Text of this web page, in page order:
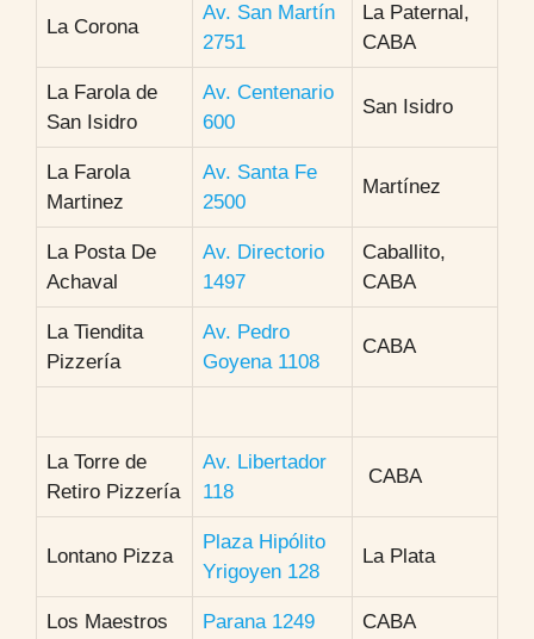
La Corona
Av. San Martín
2751
La Paternal,
CABA
La Farola de
San Isidro
Av. Centenario
600
San Isidro
La Farola
Martinez
Av. Santa Fe
2500
Martínez
La Posta De
Achaval
Av. Directorio
1497
Caballito,
CABA
La Tiendita
Pizzería
Av. Pedro
Goyena 1108
CABA
La Torre de
Retiro Pizzería
Av. Libertador
118
CABA
Lontano Pizza
Plaza Hipólito
Yrigoyen 128
La Plata
Los Maestros Parana 1249 CABA